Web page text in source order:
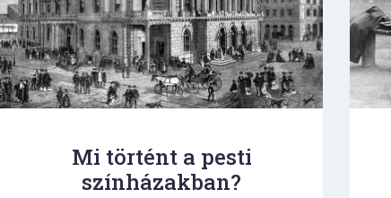
Mi történt a pesti
színházakban?